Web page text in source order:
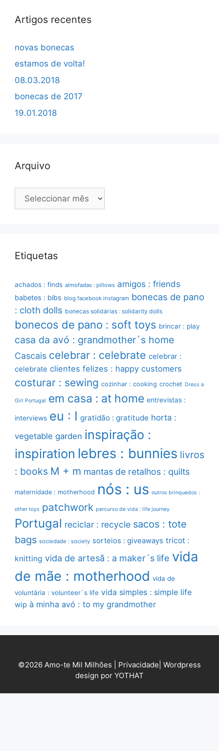
Artigos recentes
novas bonecas
estamos de volta!
08.03.2018
bonecas de 2017
19.01.2018
Arquivo
Arquivo
Etiquetas
achados : finds almofadas : pillows amigos : friends
babetes : bibs blog facebook instagram bonecas de pano
: cloth dolls bonecas solidárias : solidarity dolls
bonecos de pano : soft toys brincar : play
casa da avó : grandmother´s home
Cascais celebrar : celebrate celebrar :
celebrate clientes felizes : happy customers
costurar : sewing cozinhar : cooking crochet Dress a
Girl Portugal em casa : at home entrevistas :
interviews eu : I gratidão : gratitude horta :
vegetable garden inspiração :
inspiration lebres : bunnies livros
: books M + m mantas de retalhos : quilts
maternidade : motherhood nós : us outros brinquedos :
other toys patchwork percurso de vida : life journey
Portugal reciclar : recycle sacos : tote
bags sociedade : society sorteios : giveaways tricot :
knitting vida de artesã : a maker´s life vida
de mãe : motherhood vida de
voluntária : volunteer´s life vida simples : simple life
wip à minha avó : to my grandmother
©2026 Amo-te Mil Milhões | Privacidade Wordpress
design por YOTHAT